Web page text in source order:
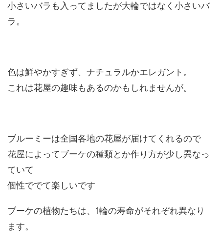
小さいバラも入ってましたが大輪ではなく小さいバ
ラ。
色は鮮やかすぎず、ナチュラルかエレガント。
これは花屋の趣味もあるのかもしれませんが。
ブルーミーは全国各地の花屋が届けてくれるので
花屋によってブーケの種類とか作り方が少し異なっ
ていて
個性ででて楽しいです
ブーケの植物たちは、1輪の寿命がそれぞれ異なり
ます。